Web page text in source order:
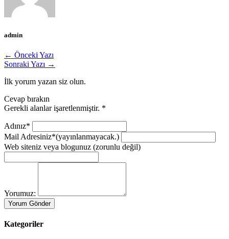
admin
← Önceki Yazı
Sonraki Yazı →
İlk yorum yazan siz olun.
Cevap bırakın
Gerekli alanlar işaretlenmiştir. *
Adınız*
Mail Adresiniz*(yayınlanmayacak.)
Web siteniz veya blogunuz (zorunlu değil)
Yorumuz:
Kategoriler